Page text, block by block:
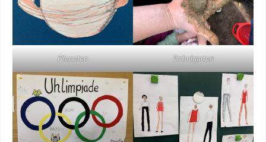
Planeten Schulgarten